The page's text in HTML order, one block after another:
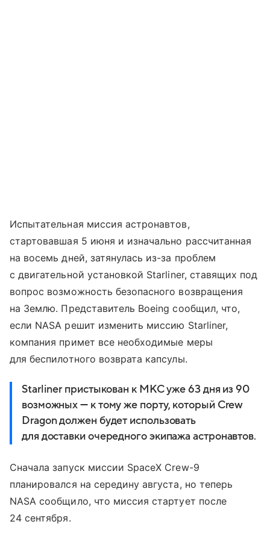
Испытательная миссия астронавтов,
стартовавшая 5 июня и изначально рассчитанная
на восемь дней, затянулась из-за проблем
с двигательной установкой Starliner, ставящих под
вопрос возможность безопасного возвращения
на Землю. Представитель Boeing сообщил, что,
если NASA решит изменить миссию Starliner,
компания примет все необходимые меры
для беспилотного возврата капсулы.
Starliner пристыкован к МКС уже 63 дня из 90
возможных — к тому же порту, который Crew
Dragon должен будет использовать
для доставки очередного экипажа астронавтов.
Сначала запуск миссии SpaceX Crew-9
планировался на середину августа, но теперь
NASA сообщило, что миссия стартует после
24 сентября.